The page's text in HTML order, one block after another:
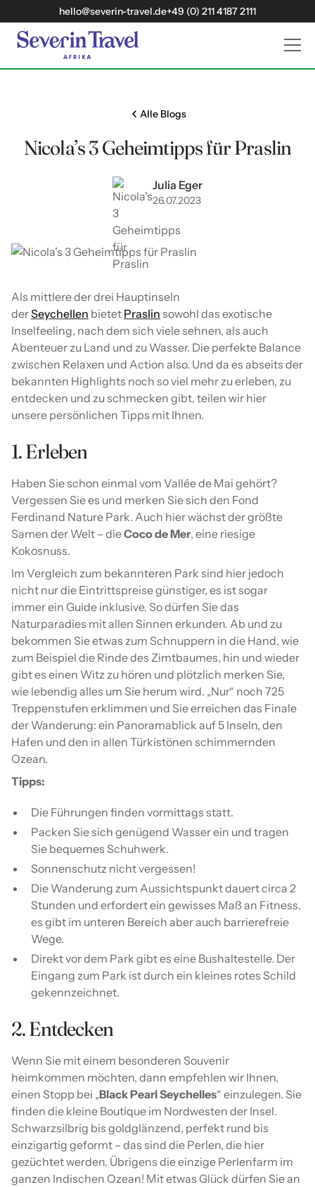
hello@severin-travel.de+49 (0) 211 4187 2111
Alle Blogs
Nicola’s 3 Geheimtipps für Praslin
Julia Eger
26 07 2023
Als mittlere der drei Hauptinseln
derSeychellen bietet Praslin sowohl das exotische
Inselfeeling, nach dem sich viele sehnen, als auch
Abenteuer zu Land und zu Wasser. Die perfekte Balance
zwischen Relaxen und Action also. Und da es abseits der
bekannten Highlights noch so viel mehr zu erleben, zu
entdecken und zu schmecken gibt, teilen wir hier
unsere persönlichen Tipps mit Ihnen.
1. Erleben
Haben Sie schon einmal vom Vallée de Mai gehört?
Vergessen Sie es und merken Sie sich den Fond
Ferdinand Nature Park. Auch hier wächst der größte
Samen der Welt – dieCoco de Mer, eine riesige
Kokosnuss.
Im Vergleich zum bekannteren Park sind hier jedoch
nicht nur die Eintrittspreise günstiger, es ist sogar
immer ein Guide inklusive. So dürfen Sie das
Naturparadies mit allen Sinnen erkunden. Ab und zu
bekommen Sie etwas zum Schnuppern in die Hand, wie
zum Beispiel die Rinde des Zimtbaumes, hin und wieder
gibt es einen Witz zu hören und plötzlich merken Sie,
wie lebendig alles um Sie herum wird. „Nur“ noch 725
Treppenstufen erklimmen und Sie erreichen das Finale
der Wanderung: ein Panoramablick auf 5 Inseln, den
Hafen und den in allen Türkistönen schimmernden
Ozean.
Tipps:
Die Führungen finden vormittags statt.
Packen Sie sich genügend Wasser ein und tragen
Sie bequemes Schuhwerk.
Sonnenschutz nicht vergessen!
Die Wanderung zum Aussichtspunkt dauert circa 2
Stunden und erfordert ein gewisses Maß an Fitness,
es gibt im unteren Bereich aber auch barrierefreie
Wege.
Direkt vor dem Park gibt es eine Bushaltestelle. Der
Eingang zum Park ist durch ein kleines rotes Schild
gekennzeichnet.
2. Entdecken
Wenn Sie mit einem besonderen Souvenir
heimkommen möchten, dann empfehlen wir Ihnen,
einen Stopp bei „Black Pearl Seychelles“ einzulegen. Sie
finden die kleine Boutique im Nordwesten der Insel.
Schwarzsilbrig bis goldglänzend, perfekt rund bis
einzigartig geformt – das sind die Perlen, die hier
gezüchtet werden. Übrigens die einzige Perlenfarm im
ganzen Indischen Ozean! Mit etwas Glück dürfen Sie an